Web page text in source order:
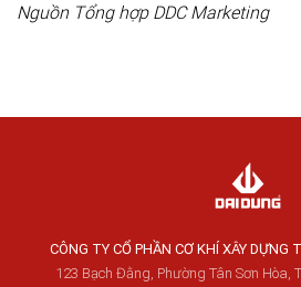
Nguồn Tổng hợp DDC Marketing
CÔNG TY CỔ PHẦN CƠ KHÍ XÂY DỰNG
123 Bạch Đằng, Phường Tân Sơn Hòa,